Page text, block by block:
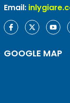
Email:
GOOGLE MAP